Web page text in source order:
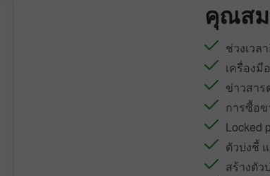
คุณส
ช่วงเวล
เครื่องมื
ข่าวสาร
การซื้อ
Locked
ตัวบ่งชี้
สร้างตัว